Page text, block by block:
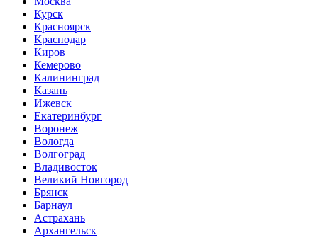
Курск
Красноярск
Краснодар
Киров
Кемерово
Калининград
Казань
Ижевск
Екатеринбург
Воронеж
Вологда
Волгоград
Владивосток
Великий Новгород
Брянск
Барнаул
Астрахань
Архангельск